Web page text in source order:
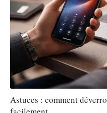
Astuces : comment